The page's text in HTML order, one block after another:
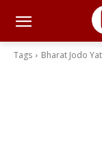
Tags Bharat Jodo